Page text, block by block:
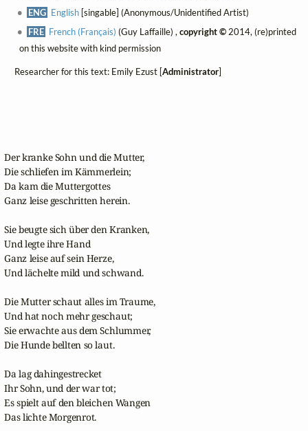
ENG English[singable] (Anonymous/Unidentified Artist)
FRE French (Français) (Guy Laffaille) ,copyright ©2014, (re)printed
on this website with kind permission
Researcher for this text: Emily Ezust [Administrator]
Der kranke Sohn und die Mutter,
Die schliefen im Kämmerlein;
Da kam die Muttergottes
Ganz leise geschritten herein.
Sie beugte sich über den Kranken,
Und legte ihre Hand
Ganz leise auf sein Herze,
Und lächelte mild und schwand.
Die Mutter schaut alles im Traume,
Und hat noch mehr geschaut;
Sie erwachte aus dem Schlummer,
Die Hunde bellten so laut.
Da lag dahingestrecket
Ihr Sohn, und der war tot;
Es spielt auf den bleichen Wangen
Das lichte Morgenrot.